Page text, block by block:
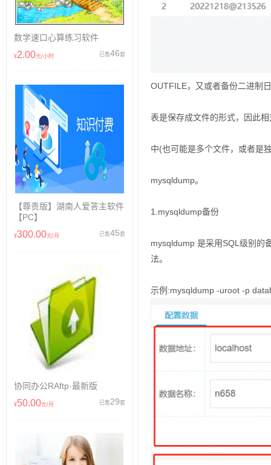
数学速口心算练习软件
¥2.00元/小时 已售46套
【尊贵版】湖南人爱答主软件
【PC】
¥300.00元/月 已售45套
协同办公RAftp·最新版
¥50.00元/月 已售 29套
OUTFILE，又或者备份二进制
表是保存成文件的形式，因此
中(也可能是多个文件，或者是
mysqldump。
1.mysqldump备份
mysqldump 是采用SQL级别的
法。
示例:mysqldump -uroot -p